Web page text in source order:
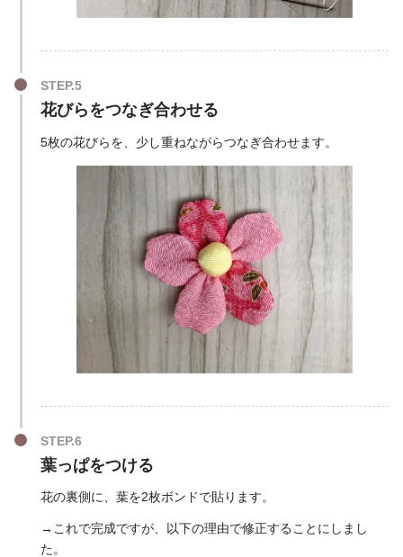
花びらをつなぎ合わせる
5枚の花びらを、少し重ねながらつなぎ合わせます。
葉っぱをつける
花の裏側に、葉を2枚ボンドで貼ります。
→これで完成ですが、以下の理由で修正することにしまし
た。